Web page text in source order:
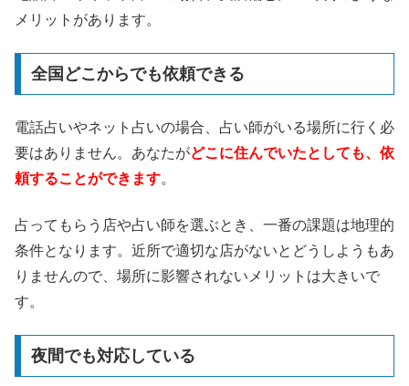
メリットがあります。
全国どこからでも依頼できる
電話占いやネット占いの場合、占い師がいる場所に行く必
要はありません。あなたがどこに住んでいたとしても、依
頼することができます。
占ってもらう店や占い師を選ぶとき、一番の課題は地理的
条件となります。近所で適切な店がないとどうしようもあ
りませんので、場所に影響されないメリットは大きいで
す。
夜間でも対応している